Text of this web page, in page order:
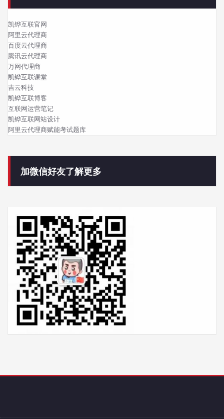
凯铧互联官网
阿里云代理商
百度云代理商
腾讯云代理商
万网代理商
凯铧互联课堂
吉云科技
凯铧互联博客
互联网运营笔记
凯铧互联网站设计
阿里云代理商赋能考试题库
加微信好友了解更多